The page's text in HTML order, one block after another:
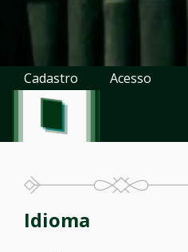
Cadastro Acesso
Idioma